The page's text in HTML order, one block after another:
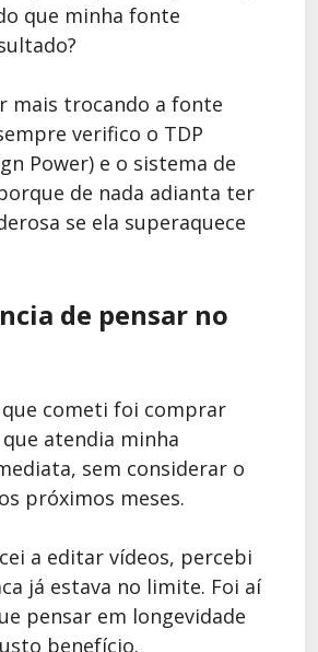
que minha fonte
mais trocando a fonte
verifico o TDP
Power) e o sistema de
de nada adianta ter
se ela superaquece
de pensar no
cometi foi comprar
atendia minha
sem considerar o
próximos meses.
a editar vídeos, percebi
já estava no limite. Foi aí
pensar em longevidade
benefício.